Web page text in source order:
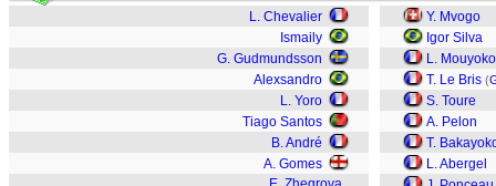
L. Chevalier
Ismaily
G. Gudmundsson
Alexsandro
L. Yoro
Tiago Santos
B. André
A. Gomes
Y. Mvogo
Igor Silva
L.
T. Le Bris (
S. Toure
A. Pelon
T.
L. Abergel